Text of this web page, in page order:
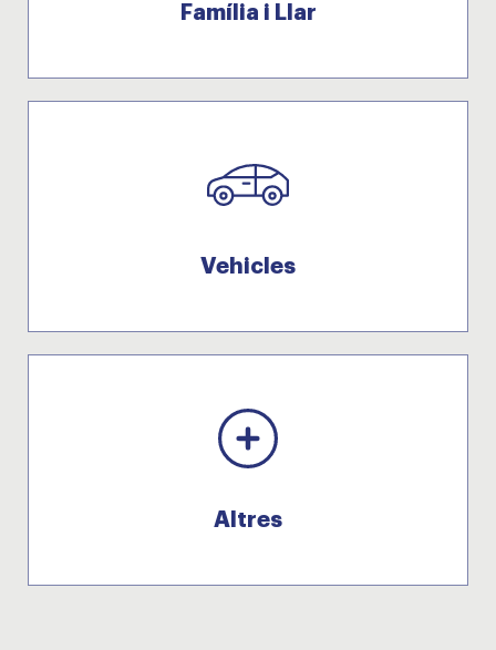
Família i Llar
Vehicles
Altres